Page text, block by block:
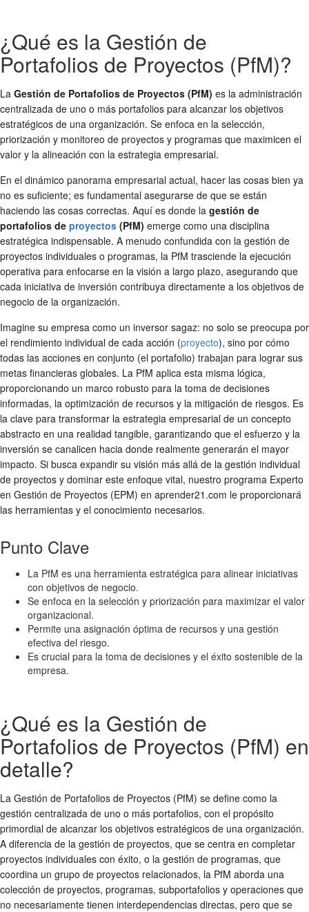
¿Qué es la Gestión de
Portafolios de Proyectos (PfM)?
La Gestión de Portafolios de Proyectos (PfM) es la administración
centralizada de uno o más portafolios para alcanzar los objetivos
estratégicos de una organización. Se enfoca en la selección,
priorización y monitoreo de proyectos y programas que maximicen el
valor y la alineación con la estrategia empresarial.
En el dinámico panorama empresarial actual, hacer las cosas bien ya
no es suficiente; es fundamental asegurarse de que se están
haciendo las cosas correctas. Aquí es donde la gestión de
portafolios de proyectos (PfM) emerge como una disciplina
estratégica indispensable. A menudo confundida con la gestión de
proyectos individuales o programas, la PfM trasciende la ejecución
operativa para enfocarse en la visión a largo plazo, asegurando que
cada iniciativa de inversión contribuya directamente a los objetivos de
negocio de la organización.
Imagine su empresa como un inversor sagaz: no solo se preocupa por
el rendimiento individual de cada acción (proyecto), sino por cómo
todas las acciones en conjunto (el portafolio) trabajan para lograr sus
metas financieras globales. La PfM aplica esta misma lógica,
proporcionando un marco robusto para la toma de decisiones
informadas, la optimización de recursos y la mitigación de riesgos. Es
la clave para transformar la estrategia empresarial de un concepto
abstracto en una realidad tangible, garantizando que el esfuerzo y la
inversión se canalicen hacia donde realmente generarán el mayor
impacto. Si busca expandir su visión más allá de la gestión individual
de proyectos y dominar este enfoque vital, nuestro programa Experto
en Gestión de Proyectos (EPM) en aprender21.com le proporcionará
las herramientas y el conocimiento necesarios.
Punto Clave
La PfM es una herramienta estratégica para alinear iniciativas
con objetivos de negocio.
Se enfoca en la selección y priorización para maximizar el valor
organizacional.
Permite una asignación óptima de recursos y una gestión
efectiva del riesgo.
Es crucial para la toma de decisiones y el éxito sostenible de la
empresa.
¿Qué es la Gestión de
Portafolios de Proyectos (PfM) en
detalle?
La Gestión de Portafolios de Proyectos (PfM) se define como la
gestión centralizada de uno o más portafolios, con el propósito
primordial de alcanzar los objetivos estratégicos de una organización.
A diferencia de la gestión de proyectos, que se centra en completar
proyectos individuales con éxito, o la gestión de programas, que
coordina un grupo de proyectos relacionados, la PfM aborda una
colección de proyectos, programas, subportafolios y operaciones que
no necesariamente tienen interdependencias directas, pero que se